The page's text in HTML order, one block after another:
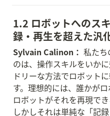
1.2 ロボットへのス
録・再生を超えた汎
Sylvain Calinon： 私たち
のは、操作スキルをいか
ドリーな方法でロボット
す。理想的には、誰かが
ロボットがそれを再現で
しかしそれは単純な「記